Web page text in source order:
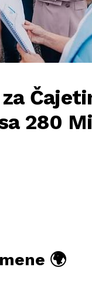
280
🌍